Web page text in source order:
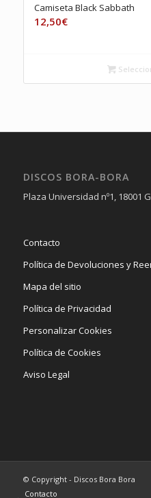
Camiseta Black Sabbath
12,50€
DISCOS BORA-BORA
Plaza Universidad nº1, 18001
Contacto
Política de Devoluciones y
Mapa del sitio
Política de Privacidad
Personalizar Cookies
Política de Cookies
Aviso Legal
© Copyright - Discos Bora Bora
Contacto